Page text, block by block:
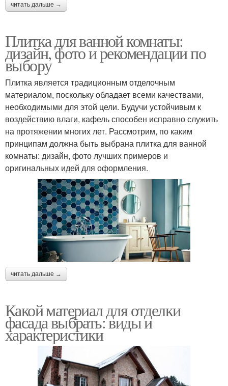
читать дальше →
Плитка для ванной комнаты:
дизайн, фото и рекомендации по
выбору
Плитка является традиционным отделочным
материалом, поскольку обладает всеми качествами,
необходимыми для этой цели. Будучи устойчивым к
воздействию влаги, кафель способен исправно служить
на протяжении многих лет. Рассмотрим, по каким
принципам должна быть выбрана плитка для ванной
комнаты: дизайн, фото лучших примеров и
оригинальных идей для оформления.
читать дальше →
Какой материал для отделки
фасада выбрать: виды и
характеристики